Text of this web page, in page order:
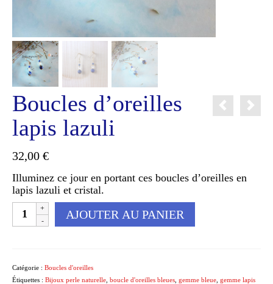
Boucles d’oreilles
lapis lazuli
32,00 €
Illuminez ce jour en portant ces boucles d’oreilles en
lapis lazuli et cristal.
quantité
lazuli
AJOUTER AU PANIER
Catégorie : Boucles d'oreilles
Étiquettes : Bijoux perle naturelle boucle d'oreilles bleues gemme bleue gemme lapis